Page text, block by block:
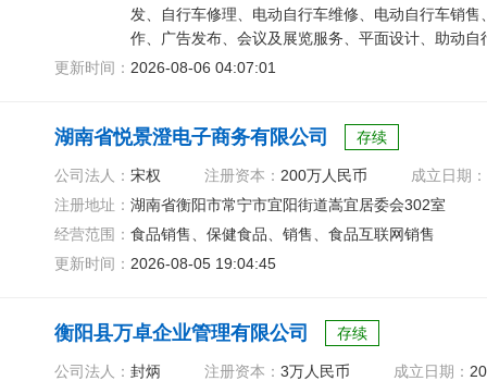
发、自行车修理、电动自行车维修、电动自行车销
作、广告发布、会议及展览服务、平面设计、助动
更新时间： 2026-08-06 04:07:01
湖南省悦景澄电子商务有限公司 存续
公司法人： 宋权 注册资本： 200万人民币
成立日期：
注册地址： 湖南省衡阳市常宁市宜阳街道嵩宜居委会302室
经营范围： 食品销售、保健食品、销售、食品互联网销售
更新时间： 2026-08-05 19:04:45
衡阳县万卓企业管理有限公司 存续
公司法人： 封炳 注册资本： 3万人民币 成立日期：